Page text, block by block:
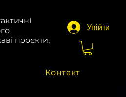
проєкти,
Увійти
Контакт